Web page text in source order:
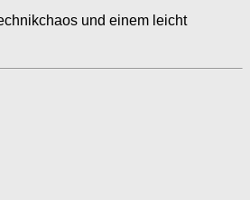
und einem leicht